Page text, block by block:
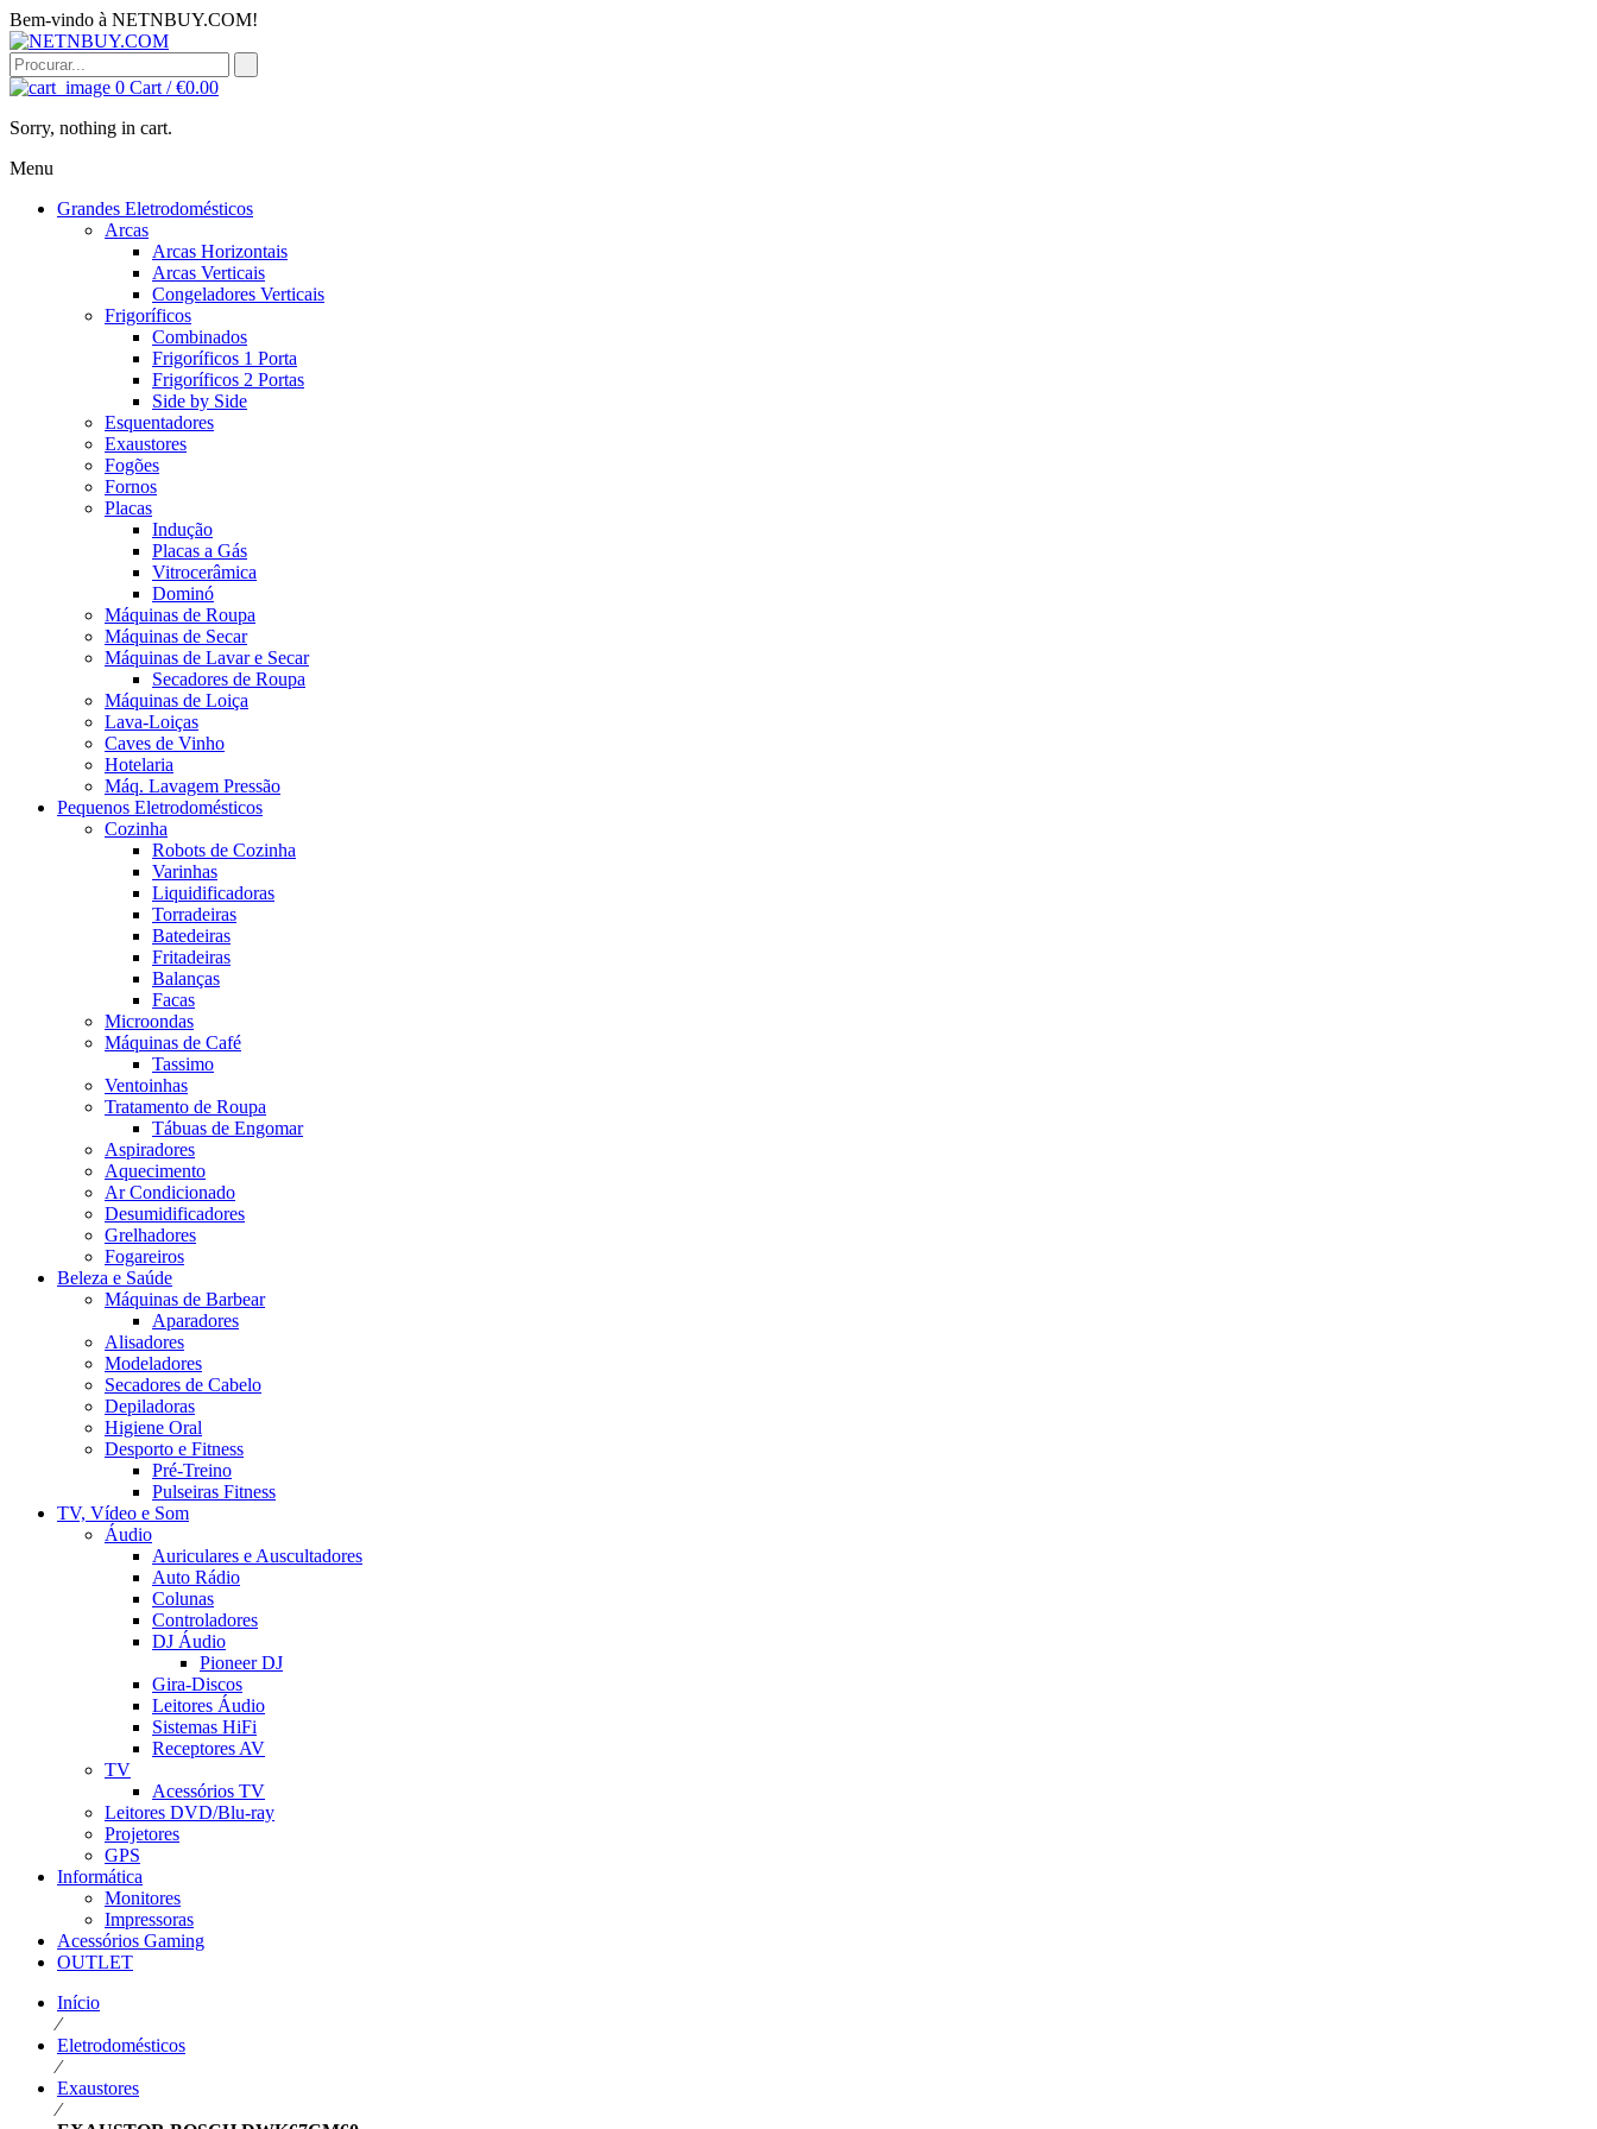
Bem-vindo à NETNBUY.COM!
0 Cart /€0.00
Sorry, nothing in cart.
Menu
Grandes Eletrodomésticos
Arcas
Arcas Horizontais
Arcas Verticais
Congeladores Verticais
Frigoríficos
Combinados
Frigoríficos 1 Porta
Frigoríficos 2 Portas
Side by Side
Esquentadores
Exaustores
Fogões
Fornos
Placas
Indução
Placas a Gás
Vitrocerâmica
Dominó
Máquinas de Roupa
Máquinas de Secar
Máquinas de Lavar e Secar
Secadores de Roupa
Máquinas de Loiça
Lava-Loiças
Caves de Vinho
Hotelaria
Máq. Lavagem Pressão
Pequenos Eletrodomésticos
Cozinha
Robots de Cozinha
Varinhas
Liquidificadoras
Torradeiras
Batedeiras
Fritadeiras
Balanças
Facas
Microondas
Máquinas de Café
Tassimo
Ventoinhas
Tratamento de Roupa
Tábuas de Engomar
Aspiradores
Aquecimento
Ar Condicionado
Desumidificadores
Grelhadores
Fogareiros
Beleza e Saúde
Máquinas de Barbear
Aparadores
Alisadores
Modeladores
Secadores de Cabelo
Depiladoras
Higiene Oral
Desporto e Fitness
Pré-Treino
Pulseiras Fitness
TV, Vídeo e Som
Áudio
Auriculares e Auscultadores
Auto Rádio
Colunas
Controladores
DJ Áudio
Pioneer DJ
Gira-Discos
Leitores Áudio
Sistemas HiFi
Receptores AV
TV
Acessórios TV
Leitores DVD/Blu-ray
Projetores
GPS
Informática
Monitores
Impressoras
Acessórios Gaming
OUTLET
Início
⁄
Eletrodomésticos
⁄
Exaustores
⁄